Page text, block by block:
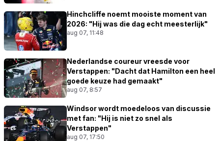
Hinchcliffe noemt mooiste moment van
2026: "Hij was die dag echt meesterlijk"
aug 07, 11:48
Nederlandse coureur vreesde voor
Verstappen: "Dacht dat Hamilton een heel
goede keuze had gemaakt"
aug 07, 8:57
Windsor wordt moedeloos van discussie
met fan: "Hij is niet zo snel als
Verstappen"
aug 07, 17:50